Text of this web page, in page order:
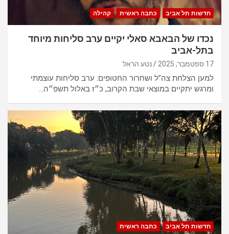
חדשות תל אביב כתבה ראשית קהילה
נכדו של הבאבא סאלי יקיים ערב סליחות מיוחד
בתל-אביב
17 ספטמבר, 2025 נטע הראל
למען הצלחת צה”ל ושחרור החטופים: ערב סליחות עוצמתי
ומרגש יתקיים במוצאי שבת הקרוב, כ״ז באלול תשפ״ה…
חדשות תל אביב כתבה ראשית